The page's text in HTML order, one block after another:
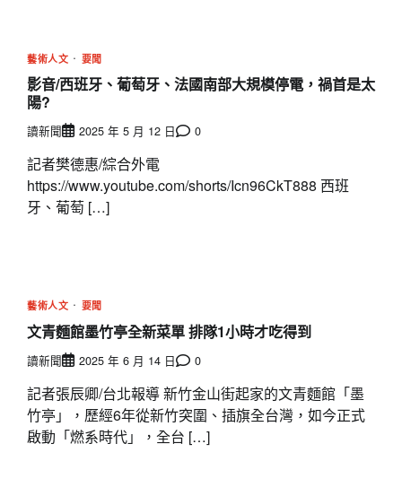
藝術人文 要聞
影音/西班牙、葡萄牙、法國南部大規模停電，禍首是太
陽?
讀新聞 2025 年 5 月 12 日 0
記者樊德惠/綜合外電
https://www.youtube.com/shorts/Icn96CkT888 西班
牙、葡萄 […]
藝術人文 要聞
文青麵館墨竹亭全新菜單 排隊1小時才吃得到
讀新聞 2025 年 6 月 14 日 0
記者張辰卿/台北報導 新竹金山街起家的文青麵館「墨
竹亭」，歷經6年從新竹突圍、插旗全台灣，如今正式
啟動「燃系時代」，全台 […]